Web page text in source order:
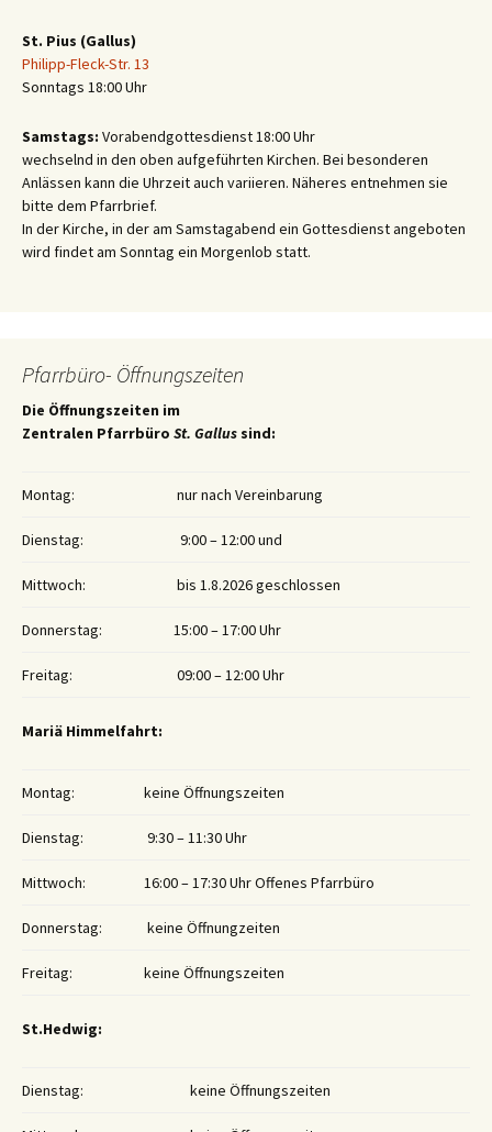
St. Pius (Gallus)
Philipp-Fleck-Str. 13
Sonntags 18:00 Uhr
Samstags: Vorabendgottesdienst 18:00 Uhr
wechselnd in den oben aufgeführten Kirchen. Bei besonderen
Anlässen kann die Uhrzeit auch variieren. Näheres entnehmen sie
bitte dem Pfarrbrief.
In der Kirche, in der am Samstagabend ein Gottesdienst angeboten
wird findet am Sonntag ein Morgenlob statt.
Pfarrbüro- Öffnungszeiten
Die Öffnungszeiten im
Zentralen Pfarrbüro St. Gallus sind:
Montag: nur nach Vereinbarung
Dienstag: 9:00 – 12:00 und
Mittwoch: bis 1.8.2026 geschlossen
Donnerstag: 15:00 – 17:00 Uhr
Freitag: 09:00 – 12:00 Uhr
Mariä Himmelfahrt:
Montag: keine Öffnungszeiten
Dienstag: 9:30 – 11:30 Uhr
Mittwoch: 16:00 – 17:30 Uhr Offenes Pfarrbüro
Donnerstag: keine Öffnungzeiten
Freitag: keine Öffnungszeiten
St.Hedwig:
Dienstag: keine Öffnungszeiten